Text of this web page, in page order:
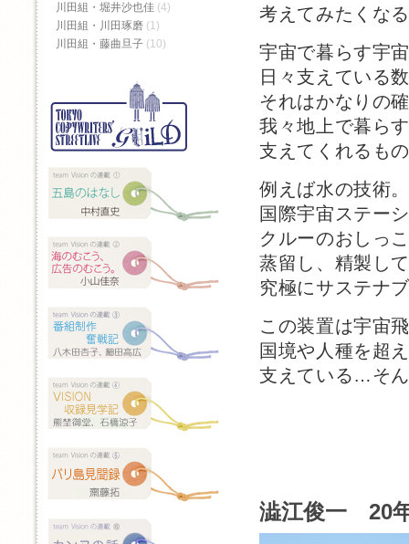
考えてみたくな
宇宙で暮らす宇
日々支えている
それはかなりの
我々地上で暮ら
支えてくれるも
例えば水の技術
国際宇宙ステー
クルーのおしっ
蒸留し、精製し
究極にサステナ
この装置は宇宙
国境や人種を超
支えている…そ
澁江俊一 20
川田組・堀井沙也佳 (4)
川田組・川田琢磨 (1)
川田組・藤曲旦子 (10)